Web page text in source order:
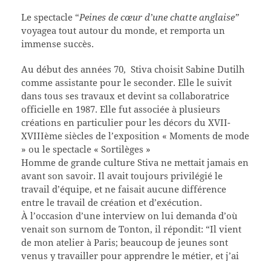
Le spectacle “Peines de cœur d’une chatte anglaise”
voyagea tout autour du monde, et remporta un
immense succès.
Au début des années 70, Stiva choisit Sabine Dutilh
comme assistante pour le seconder. Elle le suivit
dans tous ses travaux et devint sa collaboratrice
officielle en 1987. Elle fut associée à plusieurs
créations en particulier pour les décors du XVII-
XVIIIème siècles de l’exposition « Moments de mode
» ou le spectacle « Sortilèges »
Homme de grande culture Stiva ne mettait jamais en
avant son savoir. Il avait toujours privilégié le
travail d’équipe, et ne faisait aucune différence
entre le travail de création et d’exécution.
À l’occasion d’une interview on lui demanda d’où
venait son surnom de Tonton, il répondit: “Il vient
de mon atelier à Paris; beaucoup de jeunes sont
venus y travailler pour apprendre le métier, et j’ai